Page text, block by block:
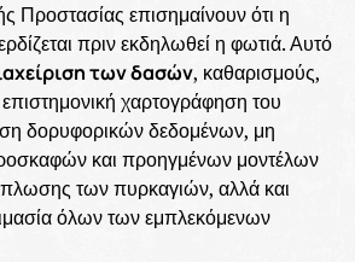
Προστασίας επισημαίνουν ότι η
πριν εκδηλωθεί η φωτιά. Αυτό
των δασών, καθαρισμούς,
χαρτογράφηση του
δορυφορικών δεδομένων, μη
και προηγμένων μοντέλων
των πυρκαγιών, αλλά και
όλων των εμπλεκόμενων